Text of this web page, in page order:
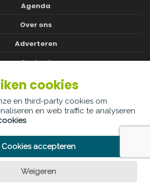
Agenda
Over ons
Adverteren
Contact
COOKIE POLICY LEGAL DISCLAIMER
cookies
en third-party cookies om
en web traffic te analyseren.
Cookies accepteren
Weigeren